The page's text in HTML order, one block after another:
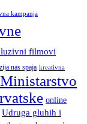
kampanja
filmovi
nas spaja kreativna
Ministarstvo
online
Udruga gluhih i